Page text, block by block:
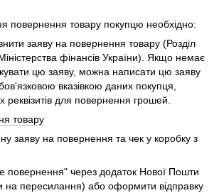
товару покупцю необхідно:
заяву на повернення товару (Розділ
фінансів України). Якщо немає
цю заяву, можна написати цю заяву
вказівкою даних покупця,
реквізитів для повернення грошей.
товару
заяву на повернення та чек у коробку з
повернення" через додаток Нової Пошти
на пересилання) або оформити відправку